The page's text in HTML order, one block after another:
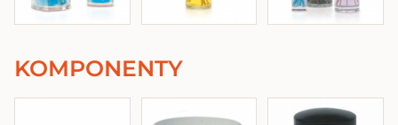
KOMPONENTY